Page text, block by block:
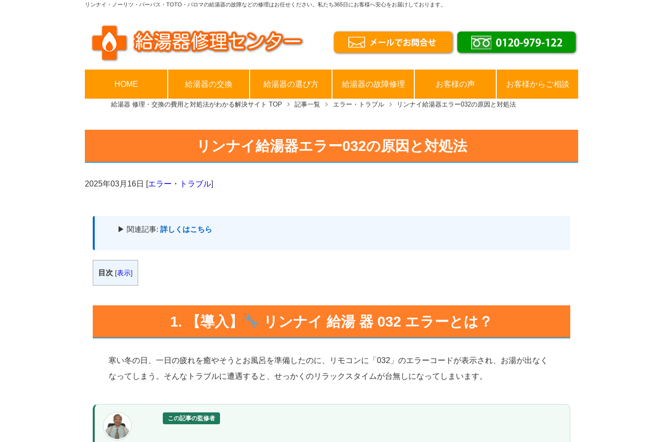
リンナイ・ノーリツ・パーパス・TOTO・パロマの給湯器の故障などの修理はお任せください。私たち365日にお客様へ安心をお届けしております。
HOME 給湯器の交換 給湯器の選び方 給湯器の故障修理 お客様の声 お客様からご相談
給湯器 修理・交換の費用と対処法がわかる解決サイト TOP 記事一覧 エラー・トラブル リンナイ給湯器エラー032の原因と対処法
リンナイ給湯器エラー032の原因と対処法
2025年03月16日 [エラー・トラブル]
▶ 関連記事: 詳しくはこちら
目次 [表示]
1. 【導入】 リンナイ 給湯 器 032 エラーとは？
寒い冬の日、一日の疲れを癒やそうとお風呂を準備したのに、リモコンに「032」のエラーコードが表示され、お湯が出なく
なってしまう。そんなトラブルに遭遇すると、せっかくのリラックスタイムが台無しになってしまいます。
この記事の監修者